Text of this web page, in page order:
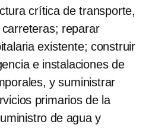
crítica de transporte,
reparar
existente; construir
e instalaciones de
y suministrar
primarios de la
de agua y